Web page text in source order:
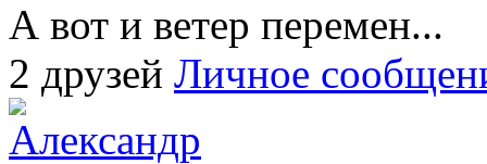
А вот и ветер перемен...
2 друзей Личное